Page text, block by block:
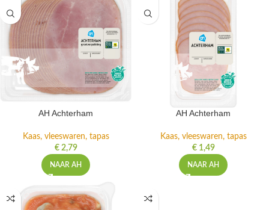
AH Achterham
Kaas, vleeswaren, tapas
€2,79
NAAR AH
AH Achterham
Kaas, vleeswaren, tapas
€1,49
NAAR AH